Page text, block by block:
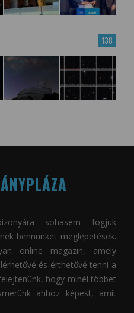
138
sohasem fogjuk
bennünket meglepetések.
online magazin, amely
és érthetővé tenni a
hogy minél többet
ahhoz képest, amit